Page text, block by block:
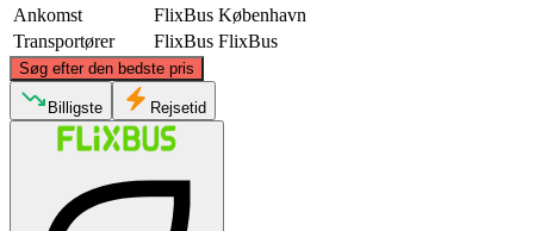
Ankomst
FlixBus København
Transportører
FlixBus FlixBus
Søg efter den bedste pris
Randers
©
Billigste Rejsetid